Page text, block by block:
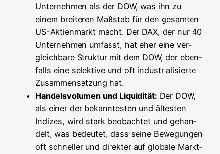
Unter­neh­men als der DOW, was ihn zu
einem brei­te­ren Maß­stab für den gesam­ten
US-Akti­en­markt macht. Der DAX, der nur 40
Unter­neh­men umfasst, hat eher eine ver­
gleich­ba­re Struk­tur mit dem DOW, der eben­
falls eine selek­ti­ve und oft indus­tria­li­sier­te
Zusam­men­set­zung hat.
Han­dels­vo­lu­men und Liqui­di­tät: Der DOW,
als einer der bekann­tes­ten und ältes­ten
Indi­zes, wird stark beob­ach­tet und gehan­
delt, was bedeu­tet, dass sei­ne Bewe­gun­gen
oft schnel­ler und direk­ter auf glo­ba­le Markt­